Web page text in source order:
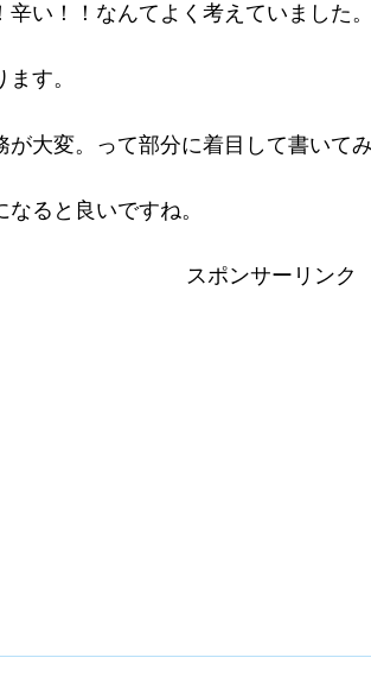
い！！なんてよく考えていました。
す。
大変。って部分に着目して書いて
ると良いですね。
スポンサーリンク